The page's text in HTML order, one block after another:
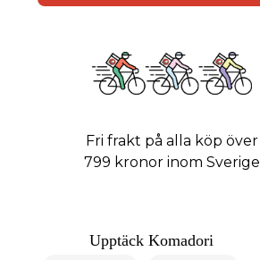
Fri frakt på alla köp över
799 kronor inom Sverige
Upptäck Komadori